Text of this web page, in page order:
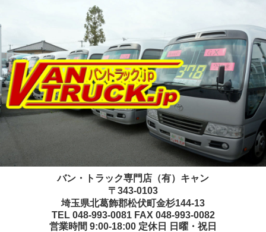
バン・トラック専門店（有）キャン
〒343-0103
埼玉県北葛飾郡松伏町金杉144-13
TEL 048-993-0081 FAX 048-993-0082
営業時間 9:00-18:00 定休日 日曜・祝日